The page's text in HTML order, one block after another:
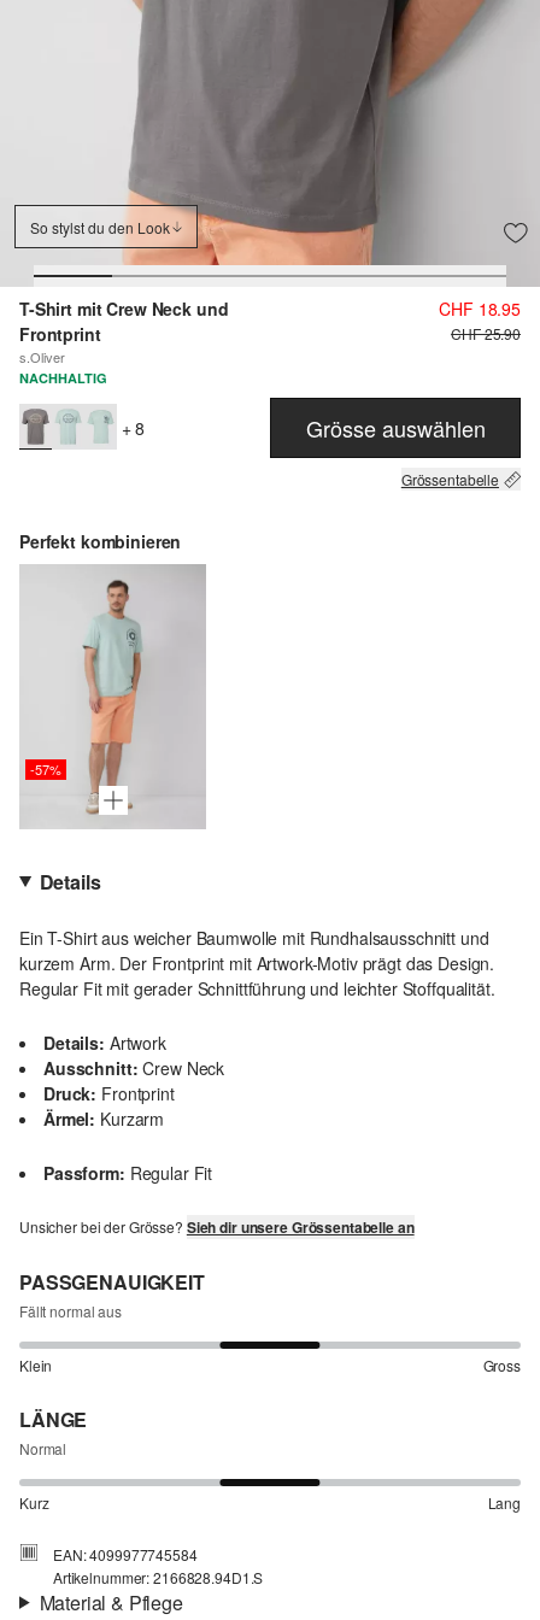
So stylst du den Look
T-Shirt mit Crew Neck und
Frontprint
s.Oliver
CHF 18.95
CHF 25.90
NACHHALTIG
+ 8 Grösse auswählen
Grössentabelle
Perfekt kombinieren
-57%
Details
Ein T-Shirt aus weicher Baumwolle mit Rundhalsausschnitt und
kurzem Arm. Der Frontprint mit Artwork-Motiv prägt das Design.
Regular Fit mit gerader Schnittführung und leichter Stoffqualität.
Details: Artwork
Ausschnitt: Crew Neck
Druck: Frontprint
Ärmel: Kurzarm
Passform: Regular Fit
Unsicher bei der Grösse? Sieh dir unsere Grössentabelle an
PASSGENAUIGKEIT
Fällt normal aus
Klein Gross
LÄNGE
Normal
Kurz Lang
EAN: 4099977745584
Artikelnummer: 2166828.94D1.S
Material & Pflege